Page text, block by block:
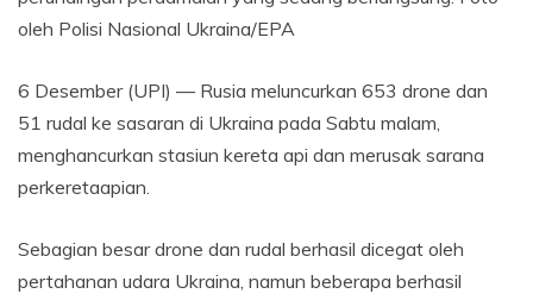
oleh Polisi Nasional Ukraina/EPA
6 Desember (UPI) —Rusia meluncurkan 653 drone dan
51 rudal ke sasaran di Ukraina pada Sabtu malam,
menghancurkan stasiun kereta api dan merusak sarana
perkeretaapian.
Sebagian besar drone dan rudal berhasil dicegat oleh
pertahanan udara Ukraina, namun beberapa berhasil